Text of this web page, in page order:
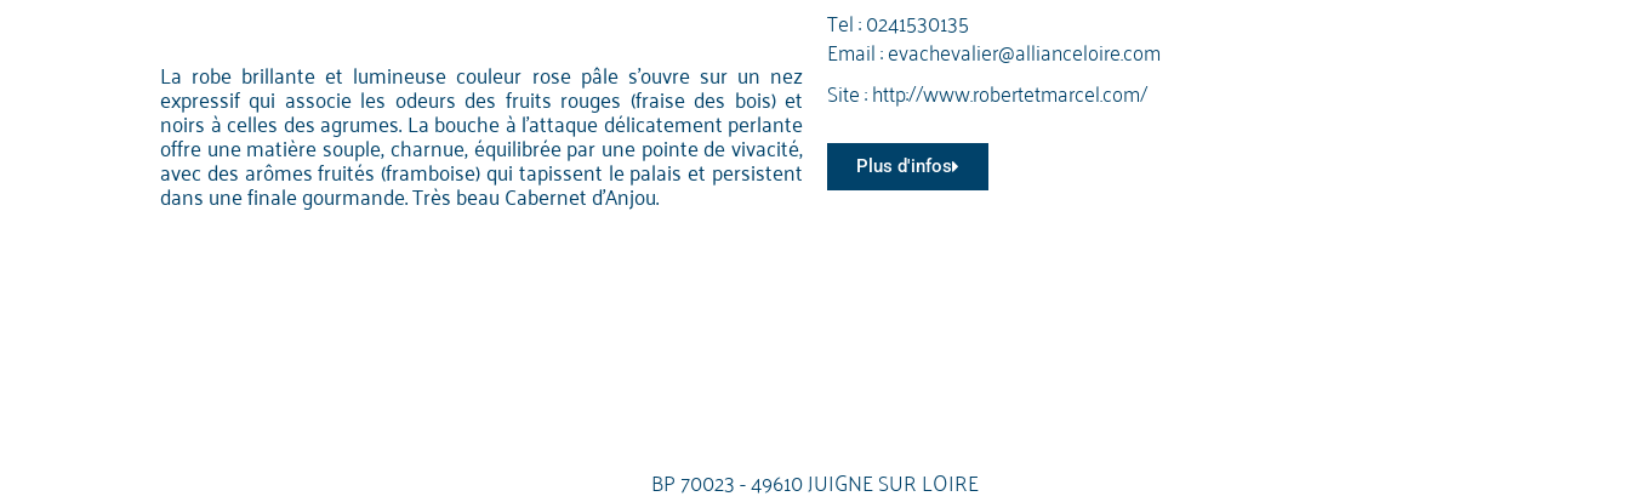
La robe brillante et lumineuse couleur rose pâle s'ouvre sur un nez
expressif qui associe les odeurs des fruits rouges (fraise des bois) et
noirs à celles des agrumes. La bouche à l'attaque délicatement perlante
offre une matière souple, charnue, équilibrée par une pointe de vivacité,
avec des arômes fruités (framboise) qui tapissent le palais et persistent
dans une finale gourmande. Très beau Cabernet d'Anjou.
Tel :0241530135
Email :evachevalier@allianceloire.com
Site :http://www.robertetmarcel.com/
Plus d'infos
BP 70023 - 49610 JUIGNE SUR LOIRE